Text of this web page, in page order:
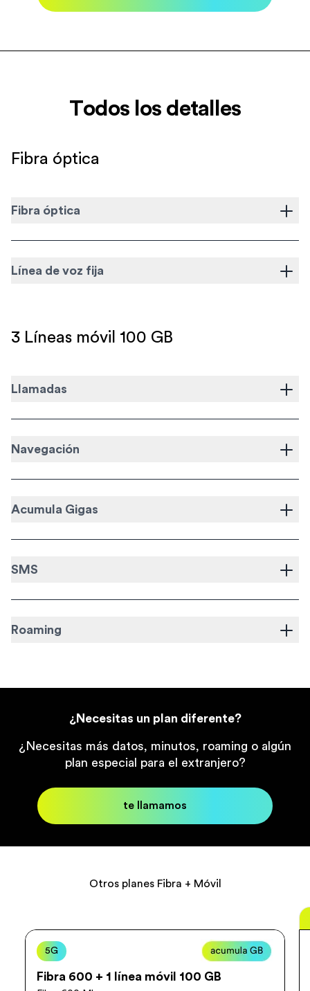
Todos los detalles
Fibra óptica
Fibra óptica
Línea de voz fija
3 Líneas móvil 100 GB
Llamadas
Navegación
Acumula Gigas
SMS
Roaming
¿Necesitas un plan diferente?
¿Necesitas más datos, minutos, roaming o algún
plan especial para el extranjero?
te llamamos
Otros planes Fibra + Móvil
5G
Fibra 600 + 1 línea móvil 100 GB